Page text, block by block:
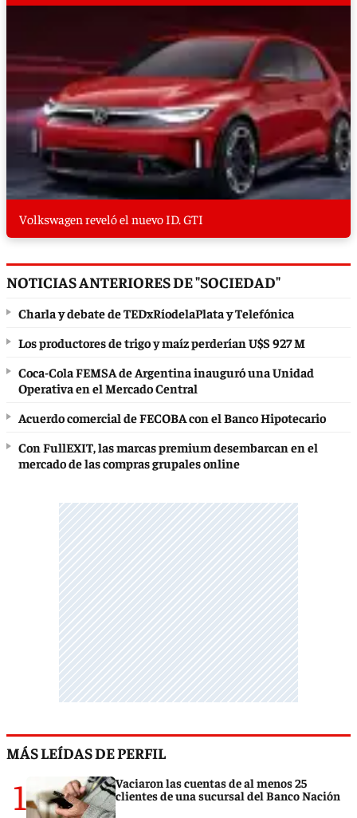
Volkswagen reveló el nuevo ID. GTI
NOTICIAS ANTERIORES DE "SOCIEDAD"
Charla y debate de TEDxRíodelaPlata y Telefónica
Los productores de trigo y maíz perderían U$S 927 M
Coca-Cola FEMSA de Argentina inauguró una Unidad
Operativa en el Mercado Central
Acuerdo comercial de FECOBA con el Banco Hipotecario
Con FullEXIT, las marcas premium desembarcan en el
mercado de las compras grupales online
MÁS LEÍDAS DE PERFIL
1
Vaciaron las cuentas de al menos 25
clientes de una sucursal del Banco Nación